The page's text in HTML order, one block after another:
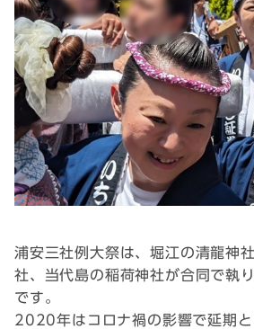
浦安三社例大祭は、堀江の清龍神
社、当代島の稲荷神社が合同で執
です。
2020年はコロナ禍の影響で延期